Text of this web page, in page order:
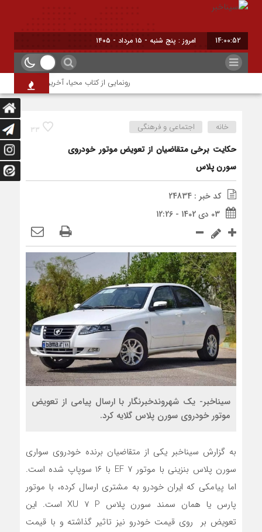
14:00:52 امروز : پنج شنبه - ۱۵ مرداد - ۱۴۰۵
رونمایی از کتاب محیا، آخرین اثر نویسنده
33 خانه اجتماعی و فرهنگی
حکایت برخی متقاضیان از تعویض موتور خودروی
سورن پلاس
کد خبر : 24834
03 دی 1402 - 12:26
سیناخبر- یک شهروندخبرنگار با ارسال پیامی از تعویض
موتور خودروی سورن پلاس گلایه کرد.
به گزارش سیناخبر یکی از متقاضیان برنده خودروی سواری
سورن پلاس بنزینی با موتور EF ۷ با ۱۶ سوپاپ شده است.
اما پیامکی که ایران خودرو به مشتری ارسال کرده، با موتور
پارس یا همان سمند سورن پلاس XU ۷ P است. این
تعویض بر روی قیمت خودرو نیز تاثیر گذاشته و با قیمت